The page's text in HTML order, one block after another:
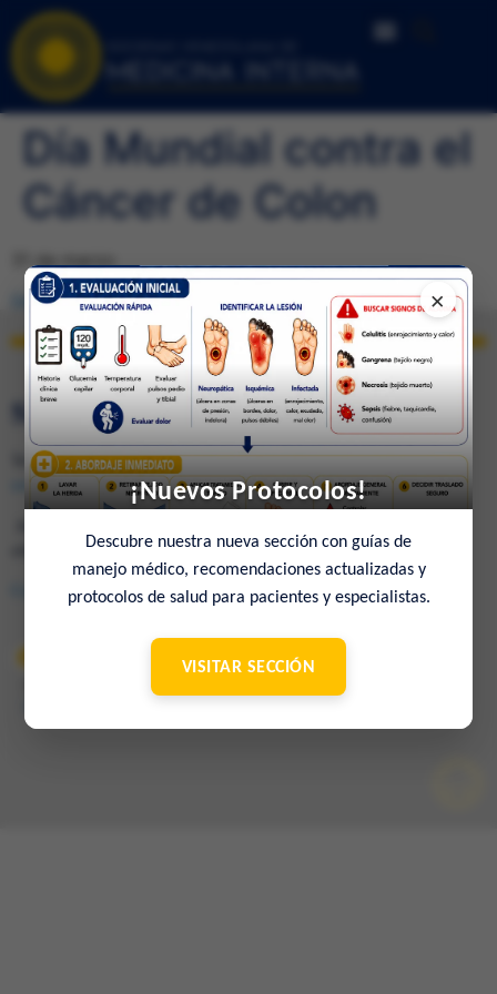
Día Mundial contra el
Cáncer de Colon
31 de marzo
Ca-de-colon Descarga
SEDE DE CARACAS
Telfs.: 0212-285.0237 / 285.4026 (Fax) e-mail:
svmi2007@gmail.com
oficina 6-4 Caracas 1010 – Venezuela
Consulta en el mapa
© 2022 Sociedad Venezolana de Medicina Interna – 65º Aniversario
×
¡Nuevos Protocolos!
Descubre nuestra nueva sección con guías de
manejo médico, recomendaciones actualizadas y
protocolos de salud para pacientes y especialistas.
VISITAR SECCIÓN